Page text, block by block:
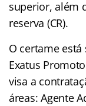
superior, além
reserva (CR).
O certame
Exatus
visa a
áreas: Agente